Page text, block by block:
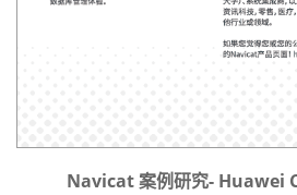
Navicat 案例研究- Huawei